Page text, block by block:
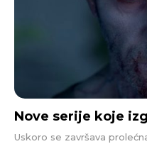
Nove serije koje
Uskoro se završava